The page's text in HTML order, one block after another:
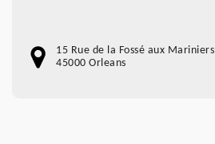
15 Rue de la Fossé aux Mariniers
45000 Orleans